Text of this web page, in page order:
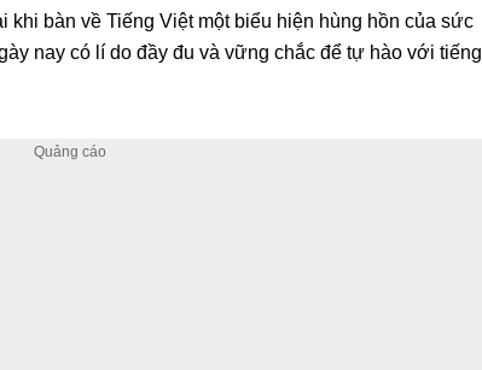
khi bàn về Tiếng Việt một biểu hiện hùng hồn của sức
nay có lí do đầy đu và vững chắc để tự hào với tiếng